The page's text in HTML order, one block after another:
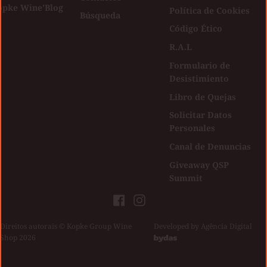
Wine'Blog
Búsqueda
Política de Cookies
Código Ético
R.A.L
Formulario de
Desistimiento
Libro de Quejas
Solicitar Datos
Personales
Canal de Denuncias
Giveaway QSP
Summit
FacebookInstagram
Direitos autorais © Kopke Group Wine
Shop 2026
Developed by Agência Digital